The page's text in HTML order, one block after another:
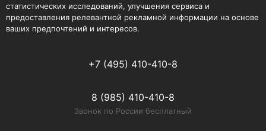
статистических исследований, улучшения сервиса и
предоставления релевантной рекламной информации на основе
ваших предпочтений и интересов.
+7 (495) 410-410-8
8 (985) 410-410-8
Звонок по России бесплатный